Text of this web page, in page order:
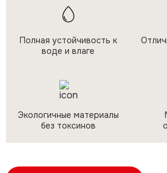
Полная устойчивость к
воде и влаге
Экологичные материалы
без токсинов